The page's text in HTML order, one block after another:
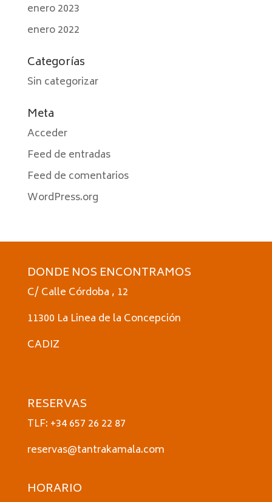
enero 2023
enero 2022
Categorías
Sin categorizar
Meta
Acceder
Feed de entradas
Feed de comentarios
WordPress.org
DONDE NOS ENCONTRAMOS
C/ Calle Córdoba , 12
11300 La Linea de la Concepción
CADIZ
RESERVAS
TLF: +34 657 26 22 87
reservas@tantrakamala.com
HORARIO